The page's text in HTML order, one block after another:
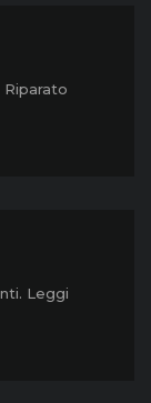
Riparato
Leggi